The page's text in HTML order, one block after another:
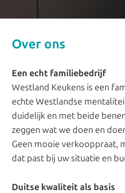
Over ons
Een echt familiebedrijf
Westland Keukens is een
echte Westlandse
duidelijk en met beide
zeggen wat we doen en
Geen mooie verkooppraat,
dat past bij uw situatie en
Duitse kwaliteit als basis